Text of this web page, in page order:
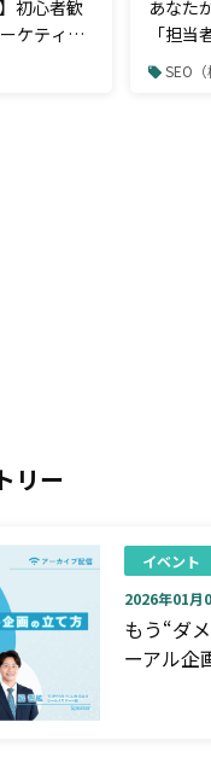
初心者歓
ケティン
ミナー
あなた
「担
らって
SEO
リー
イベント
2026年01月
もう“ダ
ーアル企